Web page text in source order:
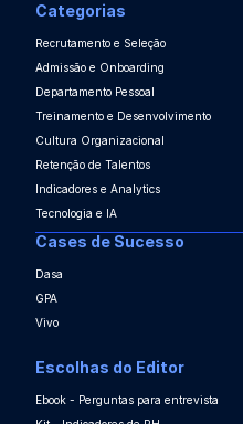
Categorias
Recrutamento e Seleção
Admissão e Onboarding
Departamento Pessoal
Treinamento e Desenvolvimento
Cultura Organizacional
Retenção de Talentos
Indicadores e Analytics
Tecnologia e IA
Cases de Sucesso
Dasa
GPA
Vivo
Escolhas do Editor
Ebook - Perguntas para entrevista